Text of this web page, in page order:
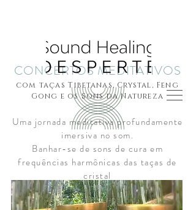
CONCERTOS MEDITATIVOS
com taças Tibetanas, Crystal, Feng
Gong e os Sons da Natureza
Uma jornada meditativa profundamente
imersiva no som.
Banhar-se de sons de cura em
frequências harmônicas das taças de
cristal
de quartzo 432Hz, taças Tibetanas do
Himalaia e Feng gongo e outros sons.